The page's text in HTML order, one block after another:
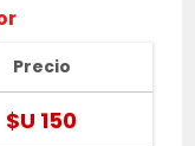
Precio
$U 150